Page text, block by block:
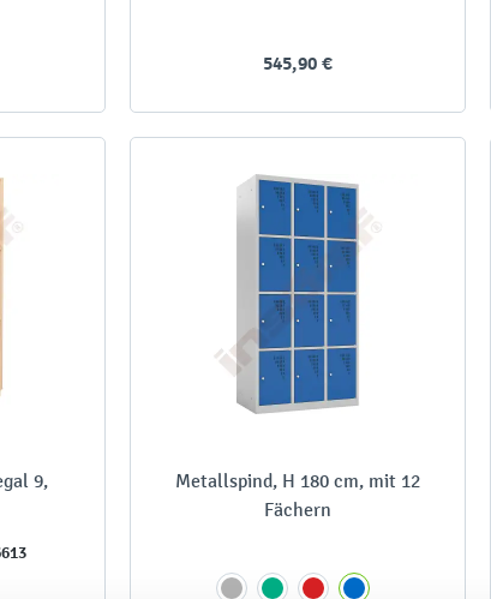
545,90 €
9,
Metallspind, H 180 cm, mit 12
Fächern